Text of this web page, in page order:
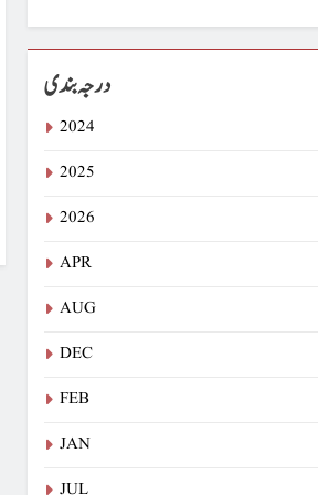
درجہ بندی
2024
2025
2026
APR
AUG
DEC
FEB
JAN